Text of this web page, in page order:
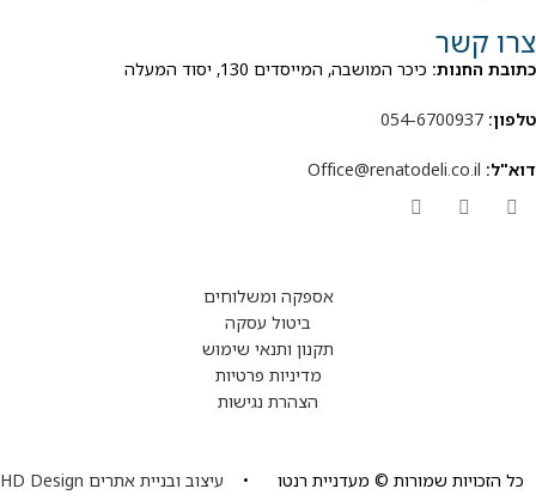
צרו קשר
כתובת החנות: כיכר המושבה, המייסדים 130, יסוד המעלה
טלפון: 054-6700937
דוא"ל: Office@renatodeli.co.il
אספקה ומשלוחים
ביטול עסקה
תקנון ותנאי שימוש
מדיניות פרטיות
הצהרת נגישות
כל הזכויות שמורות © מעדניית רנטו • עיצוב ובניית אתרים HD Design